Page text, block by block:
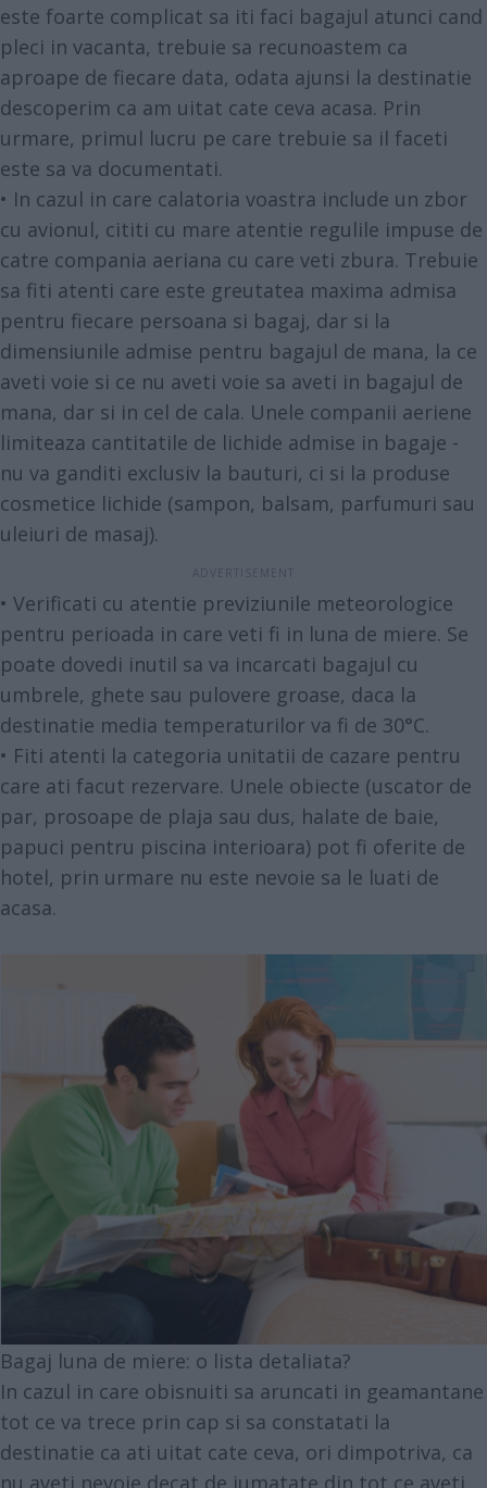
este foarte complicat sa iti faci bagajul atunci cand
pleci in vacanta, trebuie sa recunoastem ca
aproape de fiecare data, odata ajunsi la destinatie
descoperim ca am uitat cate ceva acasa. Prin
urmare, primul lucru pe care trebuie sa il faceti
este sa va documentati.
• In cazul in care calatoria voastra include un zbor
cu avionul, cititi cu mare atentie regulile impuse de
catre compania aeriana cu care veti zbura. Trebuie
sa fiti atenti care este greutatea maxima admisa
pentru fiecare persoana si bagaj, dar si la
dimensiunile admise pentru bagajul de mana, la ce
aveti voie si ce nu aveti voie sa aveti in bagajul de
mana, dar si in cel de cala. Unele companii aeriene
limiteaza cantitatile de lichide admise in bagaje -
nu va ganditi exclusiv la bauturi, ci si la produse
cosmetice lichide (sampon, balsam, parfumuri sau
uleiuri de masaj).
• Verificati cu atentie previziunile meteorologice
pentru perioada in care veti fi in luna de miere. Se
poate dovedi inutil sa va incarcati bagajul cu
umbrele, ghete sau pulovere groase, daca la
destinatie media temperaturilor va fi de 30°C.
• Fiti atenti la categoria unitatii de cazare pentru
care ati facut rezervare. Unele obiecte (uscator de
par, prosoape de plaja sau dus, halate de baie,
papuci pentru piscina interioara) pot fi oferite de
hotel, prin urmare nu este nevoie sa le luati de
acasa.
Bagaj luna de miere: o lista detaliata?
In cazul in care obisnuiti sa aruncati in geamantane
tot ce va trece prin cap si sa constatati la
destinatie ca ati uitat cate ceva, ori dimpotriva, ca
nu aveti nevoie decat de jumatate din tot ce aveti